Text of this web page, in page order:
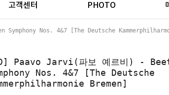
고객센터 PHOTO
Nos. 4&7 [The Deutsche
Paavo Jarvi(파보 예르비) -
Nos. 4&7 [The Deutsche
Bremen]